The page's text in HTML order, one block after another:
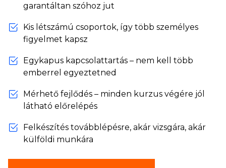
garantáltan szóhoz jut
Kis létszámú csoportok, így több személyes
figyelmet kapsz
Egykapus kapcsolattartás – nem kell több
emberrel egyeztetned
Mérhető fejlődés – minden kurzus végére jól
látható előrelépés
Felkészítés továbblépésre, akár vizsgára, akár
külföldi munkára